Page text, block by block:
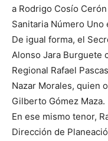
a Rodrigo Cosío
Sanitaria Número Uno
De igual forma, el
Alonso Jara Burguete
Regional Rafael
Nazar Morales, quien
Gilberto Gómez Maza.
En ese mismo tenor,
Dirección de